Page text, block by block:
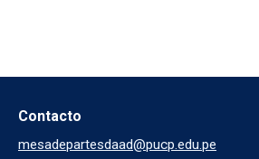
Contacto
mesadepartesdaad@pucp.edu.pe